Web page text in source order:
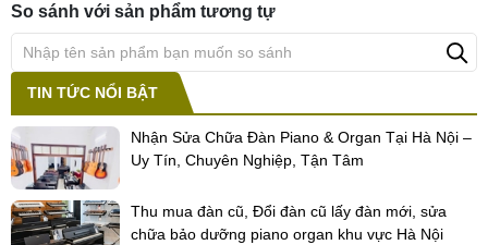
So sánh với sản phẩm tương tự
TIN TỨC NỔI BẬT
Nhận Sửa Chữa Đàn Piano & Organ Tại Hà Nội –
Uy Tín, Chuyên Nghiệp, Tận Tâm
Thu mua đàn cũ, Đổi đàn cũ lấy đàn mới, sửa
chữa bảo dưỡng piano organ khu vực Hà Nội